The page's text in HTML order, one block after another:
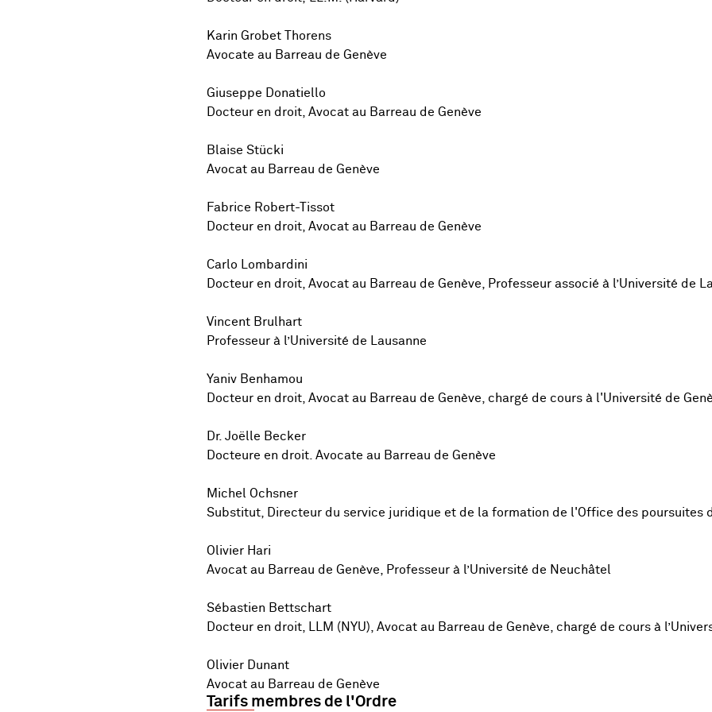
Karin Grobet Thorens
Avocate au Barreau de Genève
Giuseppe Donatiello
Docteur en droit, Avocat au Barreau de Genève
Blaise Stücki
Avocat au Barreau de Genève
Fabrice Robert-Tissot
Docteur en droit, Avocat au Barreau de Genève
Carlo Lombardini
Docteur en droit, Avocat au Barreau de Genève, Professeur associé à l’Université de
Vincent Brulhart
Professeur à l’Université de Lausanne
Yaniv Benhamou
Docteur en droit, Avocat au Barreau de Genève, chargé de cours à l'Université de
Dr. Joëlle Becker
Docteure en droit. Avocate au Barreau de Genève
Michel Ochsner
Substitut, Directeur du service juridique et de la formation de l'Office des poursuites
Olivier Hari
Avocat au Barreau de Genève, Professeur à l’Université de Neuchâtel
Sébastien Bettschart
Docteur en droit, LLM (NYU), Avocat au Barreau de Genève, chargé de cours à
Olivier Dunant
Avocat au Barreau de Genève
Tarifs membres de l'Ordre